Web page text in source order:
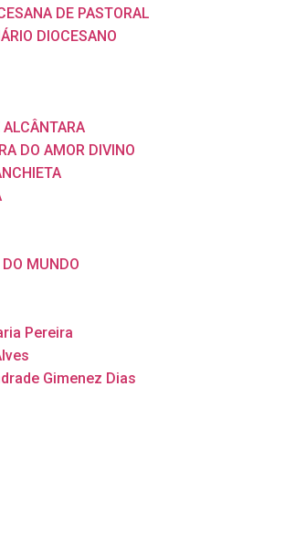
DE PASTORAL
DIOCESANO
ALCÂNTARA
DO AMOR DIVINO
MUNDO
Pereira
Gimenez Dias